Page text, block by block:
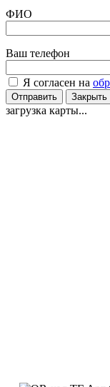
ФИО
Ваш телефон
Я согласен на
Отправить Закрыть
загрузка карты...